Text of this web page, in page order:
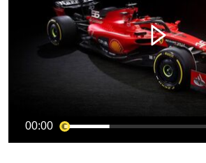
00:00